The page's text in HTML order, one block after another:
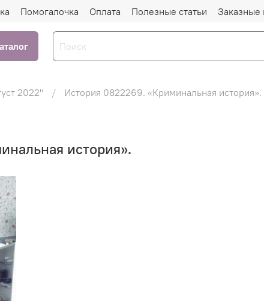
Помогалочка Оплата Полезные статьи Заказные
2022" История 0822269. «Криминальная история».
история».